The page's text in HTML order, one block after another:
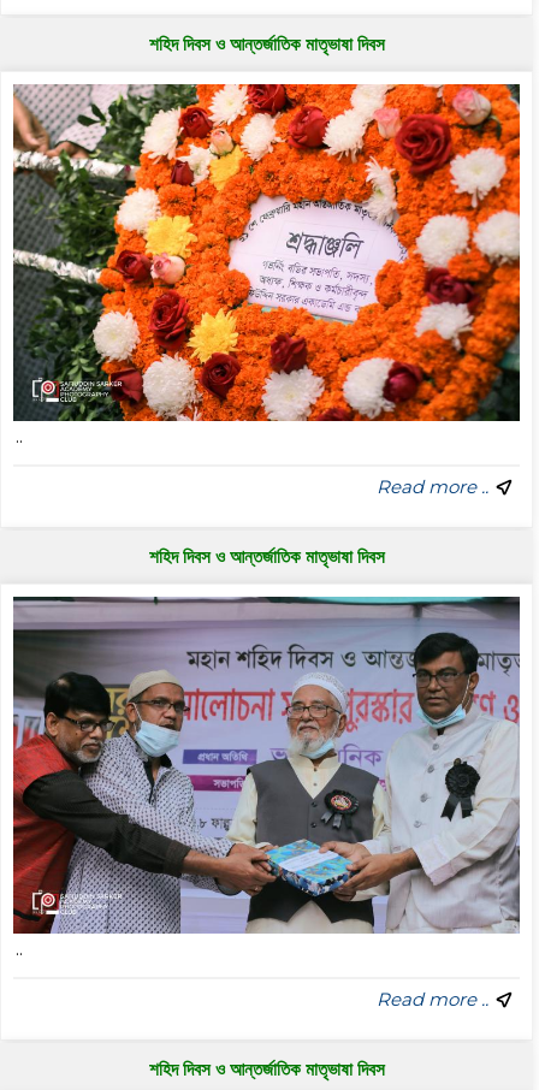
শহিদ দিবস ও আন্তর্জাতিক মাতৃভাষা দিবস
..
Read more ..
শহিদ দিবস ও আন্তর্জাতিক মাতৃভাষা দিবস
..
Read more ..
শহিদ দিবস ও আন্তর্জাতিক মাতৃভাষা দিবস